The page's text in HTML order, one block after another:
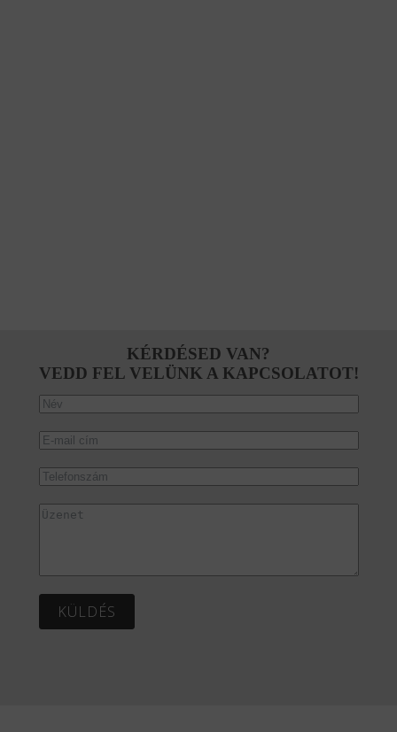
KÉRDÉSED VAN?
VEDD FEL VELÜNK A KAPCSOLATOT!
KÜLDÉS